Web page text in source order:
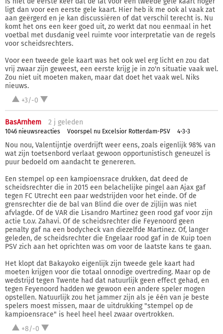
ligt dan voor een eerste gele kaart. Hier heb ik me ook al vaak zat
aan geërgerd en je kan discussiëren of dat verschil terecht is. Nu
komt het ons een keer goed uit, zo werkt dat nou eenmaal in het
voetbal met dusdanig veel ruimte voor interpretatie van de regels
voor scheidsrechters.
Voor een tweede gele kaart was het ook wel erg licht en zou dat
vrij zwaar zijn geweest, een eerste krijg je in zo'n situatie vaak wel.
Zou niet uit moeten maken, maar dat doet het vaak wel. Niks
nieuws.
+3/-0
BasArnhem 2 j geleden
1046 nieuwsreacties Voorspel nu Excelsior Rotterdam-PSV 4-3-3
Nou nou, Valentijntje overdrijft weer eens, zoals eigenlijk 98% van
wat zijn toetsenbord verlaat gewoon opportunistisch geneuzel is
puur bedoeld om aandacht te genereren.
Een stempel op een kampioensrace drukken, dat deed de
scheidsrechter die in 2015 een belachelijke pingel aan Ajax gaf
tegen FC Utrecht een paar wedstrijden voor het einde. Of de
grensrechter die de bal van Blind die over de zijlijn was niet
afvlagde. Of de VAR die Lisandro Martinez geen rood gaf voor zijn
actie t.o.v. Zahavi. Of de scheidsrechter die Feyenoord geen
penalty gaf na een bodycheck van diezelfde Martinez. Of, langer
geleden, de scheidsrechter die Engelaar rood gaf in de Kuip toen
PSV zich aan het oprichten was om voor de laatste kans te gaan.
Het klopt dat Bakayoko eigenlijk zijn tweede gele kaart had
moeten krijgen voor die totaal onnodige overtreding. Maar op de
wedstrijd tegen Twente had dat natuurlijk geen effect gehad, en
tegen Feyenoord hadden we gewoon een andere speler mogen
opstellen. Natuurlijk zou het jammer zijn als je één van je beste
spelers moest missen, maar de uitdrukking "stempel op de
kampioensrace" is heel heel heel zwaar overtrokken.
+8/-0